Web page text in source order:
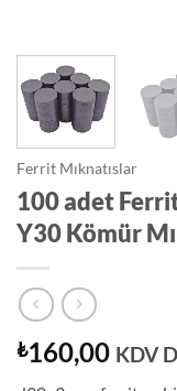
Ferrit Mıknatıslar
100 adet
Y30 Kömür
₺160,00 KDV